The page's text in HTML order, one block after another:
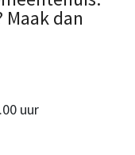
dan
uur